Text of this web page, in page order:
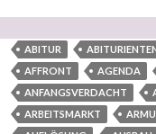
ABITUR
AFFRONT
AGENDA
ANFANGSVERDACHT
ARBEITSMARKT